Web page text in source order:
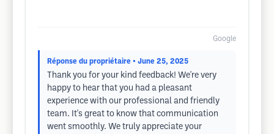
Google
Réponse du propriétaire • June 25, 2025
Thank you for your kind feedback! We're very
happy to hear that you had a pleasant
experience with our professional and friendly
team. It's great to know that communication
went smoothly. We truly appreciate your